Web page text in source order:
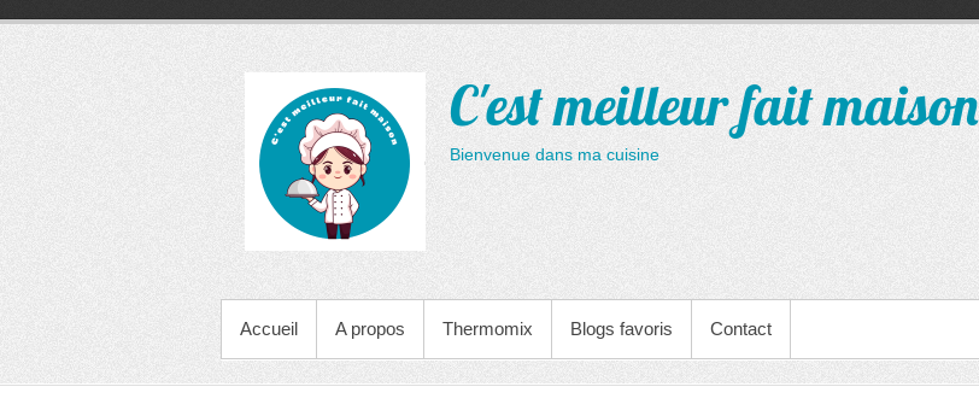
contenu
C'est meilleur fait maison
Bienvenue dans ma cuisine
MENU PRINCIPAL
Accueil A propos Thermomix Blogs favoris Contact